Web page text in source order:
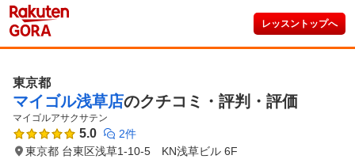
レッスントップへ
東京都
マイゴル浅草店のクチコミ・評判・評価
マイゴルアサクサテン
5.0
2件
東京都 台東区浅草1-10-5 KN浅草ビル 6F